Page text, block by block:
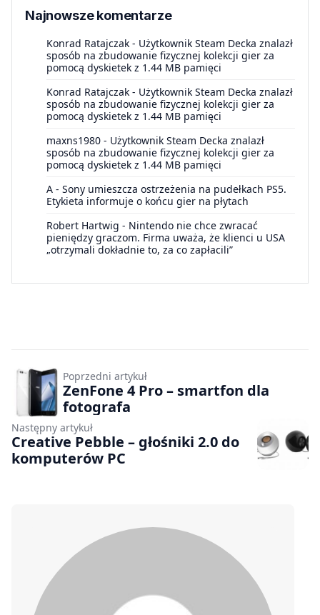
Najnowsze komentarze
Konrad Ratajczak - Użytkownik Steam Decka znalazł
sposób na zbudowanie fizycznej kolekcji gier za
pomocą dyskietek z 1.44 MB pamięci
Konrad Ratajczak - Użytkownik Steam Decka znalazł
sposób na zbudowanie fizycznej kolekcji gier za
pomocą dyskietek z 1.44 MB pamięci
maxns1980 - Użytkownik Steam Decka znalazł
sposób na zbudowanie fizycznej kolekcji gier za
pomocą dyskietek z 1.44 MB pamięci
A - Sony umieszcza ostrzeżenia na pudełkach PS5.
Etykieta informuje o końcu gier na płytach
Robert Hartwig - Nintendo nie chce zwracać
pieniędzy graczom. Firma uważa, że klienci u USA
„otrzymali dokładnie to, za co zapłacili”
Poprzedni artykuł
ZenFone 4 Pro – smartfon dla
fotografa
Następny artykuł
Creative Pebble – głośniki 2.0 do
komputerów PC